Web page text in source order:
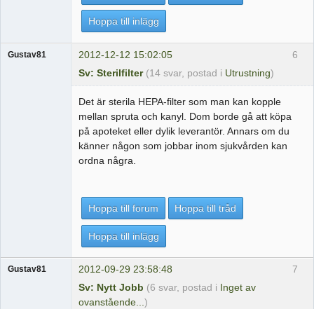
Hoppa till inlägg
6
Gustav81
2012-12-12 15:02:05
Sv: Sterilfilter (14 svar, postad i Utrustning)
Det är sterila HEPA-filter som man kan kopple
mellan spruta och kanyl. Dom borde gå att köpa
på apoteket eller dylik leverantör. Annars om du
känner någon som jobbar inom sjukvården kan
ordna några.
Hoppa till forum Hoppa till tråd
Hoppa till inlägg
7
Gustav81
2012-09-29 23:58:48
Sv: Nytt Jobb (6 svar, postad i Inget av
ovanstående...)